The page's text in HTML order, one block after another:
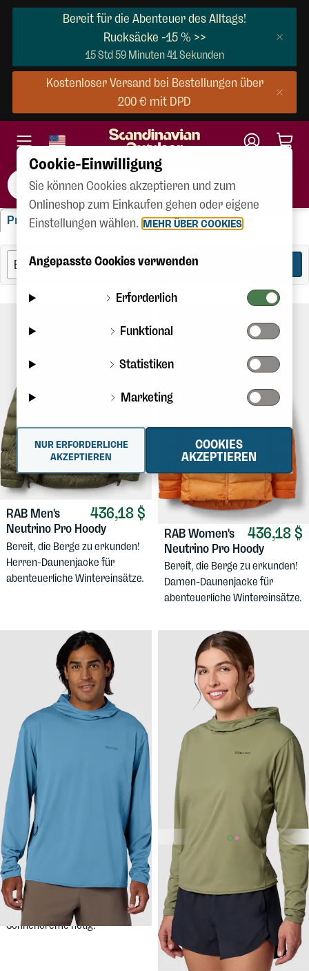
Bereit für die Abenteuer des Alltags!
Rucksäcke -15 % >>
15 Std 59 Minuten 40 Sekunden
Kostenloser Versand bei Bestellungen über
200 € mit DPD
"Neutrino Pro Hoody"
Produkte(35) Marken(10) Kategorien(10)
436,18 $
RAB Men's
Neutrino Pro Hoody
Bereit, die Berge zu erkunden!
Herren-Daunenjacke für
abenteuerliche Wintereinsätze.
436,18 $
RABWomen's
Neutrino Pro Hoody
Bereit, die Berge zu erkunden!
Damen-Daunenjacke für
abenteuerliche Wintereinsätze.
65,32 $
MARMOT
AirExchange Hoody
Ein Kapuzenpullover für
sonnige Tage – keine
Sonnencreme nötig!
65,32 $
MARMOT
Women's AirExchange
Hoody
Ein Kapuzenpullover für
sonnige Tage – keine
Sonnencreme nötig!
Cookie-Einwilligung
Sie können Cookies akzeptieren und zum
Onlineshop zum Einkaufen gehen oder eigene
Einstellungen wählen. MEHR ÜBER COOKIES
Angepasste Cookies verwenden
Erforderlich
Funktional
Statistiken
Marketing
COOKIES
AKZEPTIEREN
NUR ERFORDERLICHE
AKZEPTIEREN